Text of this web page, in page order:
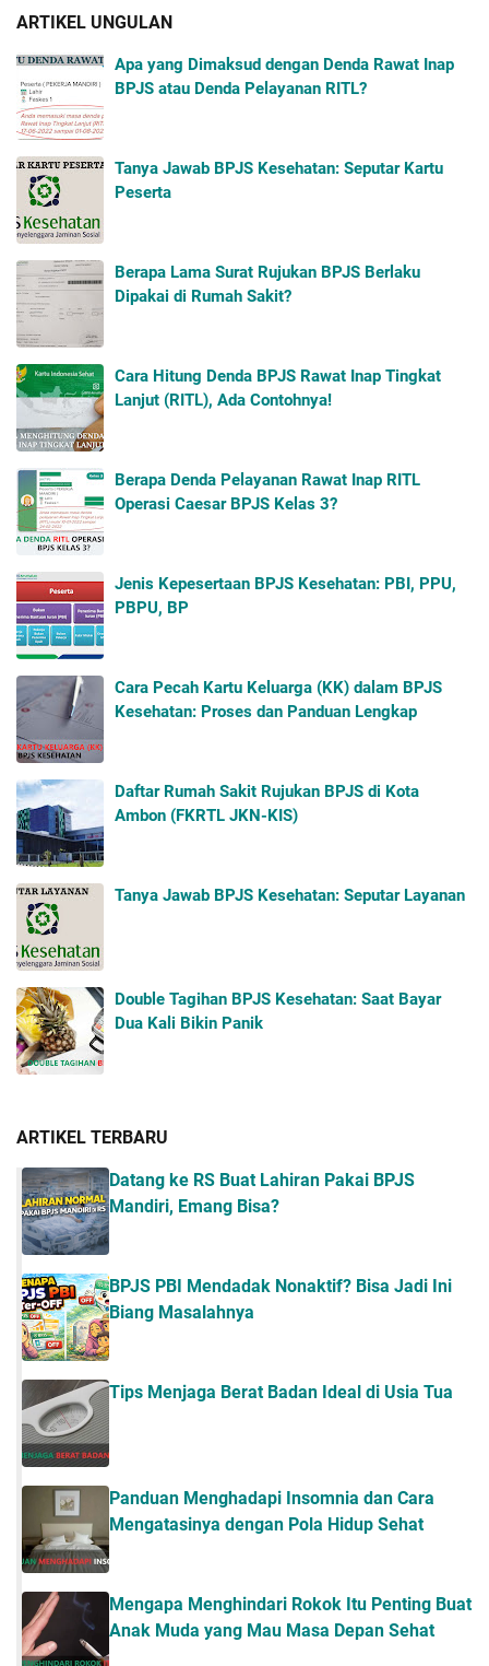
ARTIKEL UNGULAN
Apa yang Dimaksud dengan Denda Rawat Inap
BPJS atau Denda Pelayanan RITL?
Tanya Jawab BPJS Kesehatan: Seputar Kartu
Peserta
Berapa Lama Surat Rujukan BPJS Berlaku
Dipakai di Rumah Sakit?
Cara Hitung Denda BPJS Rawat Inap Tingkat
Lanjut (RITL), Ada Contohnya!
Berapa Denda Pelayanan Rawat Inap RITL
Operasi Caesar BPJS Kelas 3?
Jenis Kepesertaan BPJS Kesehatan: PBI, PPU,
PBPU, BP
Cara Pecah Kartu Keluarga (KK) dalam BPJS
Kesehatan: Proses dan Panduan Lengkap
Daftar Rumah Sakit Rujukan BPJS di Kota
Ambon (FKRTL JKN-KIS)
Tanya Jawab BPJS Kesehatan: Seputar Layanan
Double Tagihan BPJS Kesehatan: Saat Bayar
Dua Kali Bikin Panik
ARTIKEL TERBARU
Datang ke RS Buat Lahiran Pakai BPJS
Mandiri, Emang Bisa?
BPJS PBI Mendadak Nonaktif? Bisa Jadi Ini
Biang Masalahnya
Tips Menjaga Berat Badan Ideal di Usia Tua
Panduan Menghadapi Insomnia dan Cara
Mengatasinya dengan Pola Hidup Sehat
Mengapa Menghindari Rokok Itu Penting Buat
Anak Muda yang Mau Masa Depan Sehat